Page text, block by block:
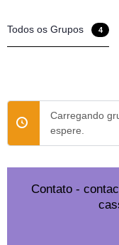
Todos os Grupos 4
Carregando
espere.
Contato -